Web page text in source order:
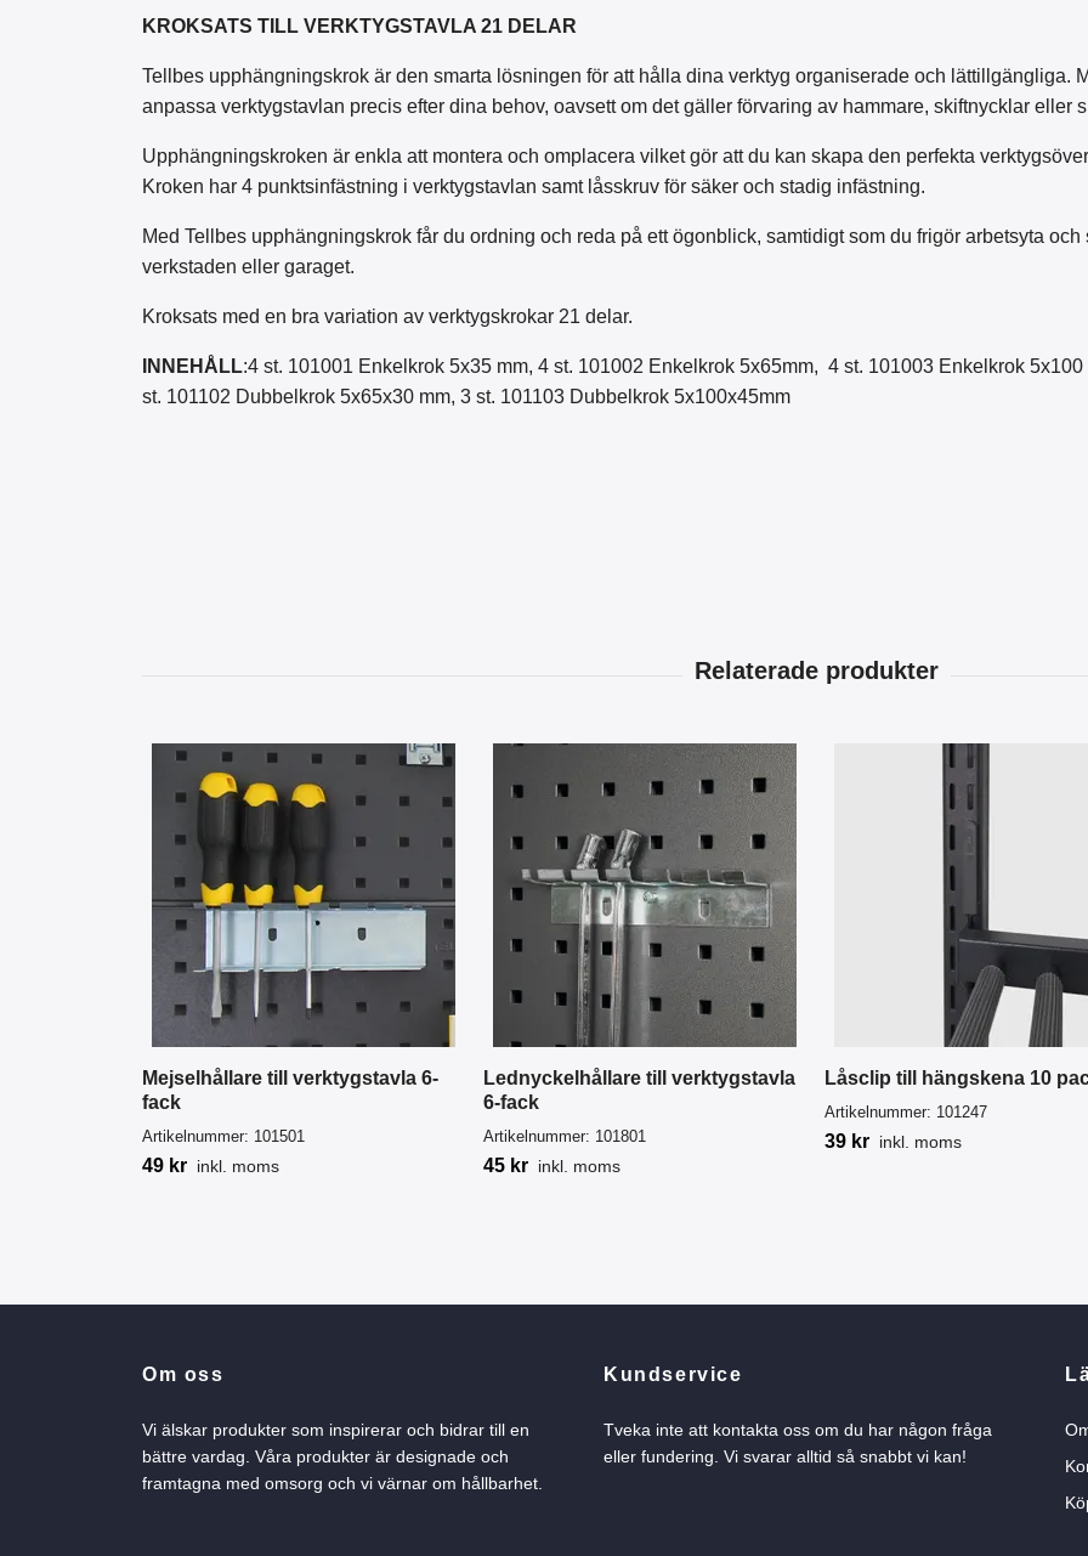
KROKSATS TILL VERKTYGSTAVLA 21 DELAR
Tellbes upphängningskrok är den smarta lösningen för att hålla dina verktyg organiserade och lättillgängliga.
anpassa verktygstavlan precis efter dina behov, oavsett om det gäller förvaring av hammare, skiftnycklar eller
Upphängningskroken är enkla att montera och omplacera vilket gör att du kan skapa den perfekta
Kroken har 4 punktsinfästning i verktygstavlan samt låsskruv för säker och stadig infästning.
Med Tellbes upphängningskrok får du ordning och reda på ett ögonblick, samtidigt som du frigör arbetsyta
verkstaden eller garaget.
Kroksats med en bra variation av verktygskrokar 21 delar.
INNEHÅLL:4 st. 101001 Enkelkrok 5x35 mm, 4 st. 101002 Enkelkrok 5x65mm, 4 st. 101003 Enkelkrok
st. 101102 Dubbelkrok 5x65x30 mm, 3 st. 101103 Dubbelkrok 5x100x45mm
Mejselhållare till verktygstavla 6-
fack
Artikelnummer: 101501
49 kr inkl. moms
Lednyckelhållare till verktygstavla
6-fack
Artikelnummer: 101801
45 kr inkl. moms
Låsclip till hängskena 10
Artikelnummer: 101247
39 kr inkl. moms
Om oss
Vi älskar produkter som inspirerar och bidrar till en
bättre vardag. Våra produkter är designade och
framtagna med omsorg och vi värnar om hållbarhet.
Kundservice
Tveka inte att kontakta oss om du har någon fråga
eller fundering. Vi svarar alltid så snabbt vi kan!